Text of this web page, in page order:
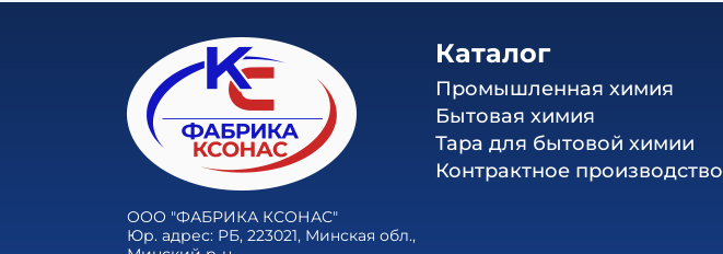
ООО "ФАБРИКА КСОНАС"
Юр. адрес: РБ, 223021, Минская обл.,
Каталог
Промышленная химия
Бытовая химия
Тара для бытовой химии
Контрактное производство